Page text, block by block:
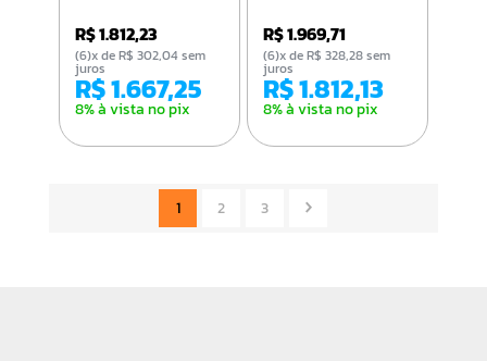
PT
R$ 1.812,23
R$ 1.667,25
8% à vista no pix
(6)x de R$ 302,04 sem
juros
PT
R$ 1.969,71
R$ 1.812,13
8% à vista no pix
(6)x de R$ 328,28 sem
juros
1 2 3